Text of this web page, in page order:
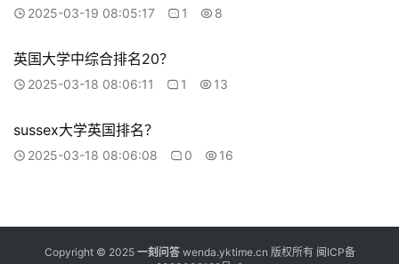
2025-03-19 08:05:17 1 8
英国大学中综合排名20？
2025-03-18 08:06:11 1 13
sussex大学英国排名？
2025-03-18 08:06:08 0 16
Copyright © 2025 一刻问答wenda.yktime.cn 版权所有 闽ICP备